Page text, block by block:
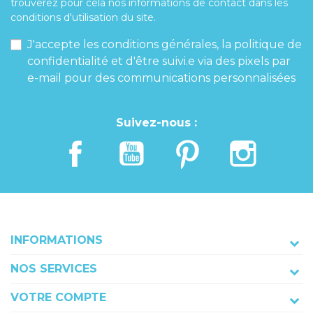
trouverez pour cela nos informations de contact dans les
conditions d'utilisation du site.
J'accepte les conditions générales, la politique de
confidentialité et d'être suivi.e via des pixels par
e-mail pour des communications personnalisées
Suivez-nous :
INFORMATIONS
NOS SERVICES
VOTRE COMPTE